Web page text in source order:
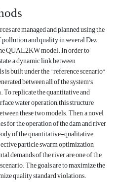
are managed and planned using the
and quality in several Dez
QUAL2KW model. In order to
a dynamic link between
built under the "reference scenario"
between all of the system's
To replicate the quantitative and
water operation, this structure
these two models. Then, a novel
for the operation of the dam and river
of the quantitative-qualitative
particle swarm optimization
demands of the river are one of the
The goals are to maximize the
quality standard violations.